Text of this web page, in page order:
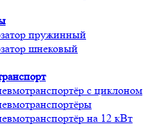
пружинный
шнековый
с циклоном
на 12 кВт